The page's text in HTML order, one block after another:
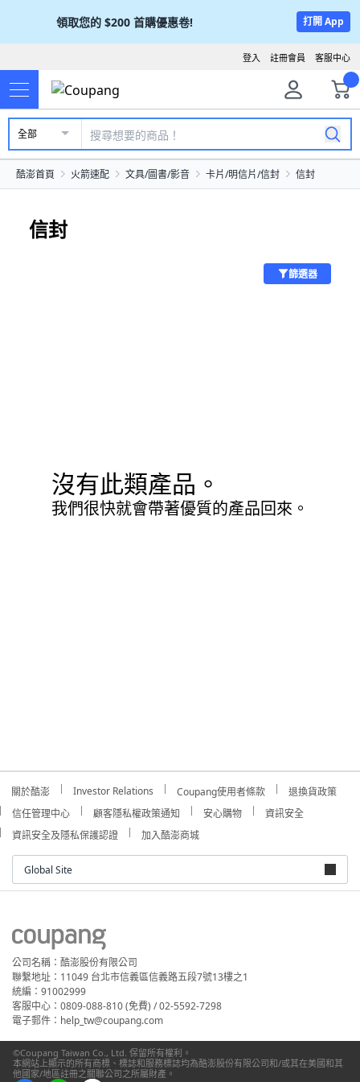
領取您的 $200 首購優惠卷! 打開 App
客服中心
註冊會員
登入
全部
酷澎首頁 火箭速配 文具/圖書/影音 卡片/明信片/信封 信封
信封
篩選器
沒有此類產品。
我們很快就會帶著優質的產品回來。
關於酷澎 Investor Relations Coupang使用者條款
退換貨政策
信任管理中心
顧客隱私權政策通知 安心購物
資訊安全
資訊安全及隱私保護認證
加入酷澎商城
Global Site
公司名稱：酷澎股份有限公司
聯繫地址：11049 台北市信義區信義路五段7號13樓之1
統編：91002999
客服中心：0809-088-810 (免費) / 02-5592-7298
電子郵件：help_tw@coupang.com
©Coupang Taiwan Co., Ltd. 保留所有權利。
本網站上顯示的所有商標、標誌和服務標誌均為酷澎股份有限公司和/或其在美國和其
他國家/地區註冊之關聯公司之所屬財產。